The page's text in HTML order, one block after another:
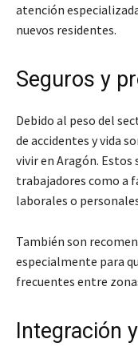
atención
nuevos residentes.
Seguros y
Debido al peso del
de accidentes y vida
vivir en Aragón.
trabajadores como a
laborales o
También son
especialmente para
frecuentes entre
Integración